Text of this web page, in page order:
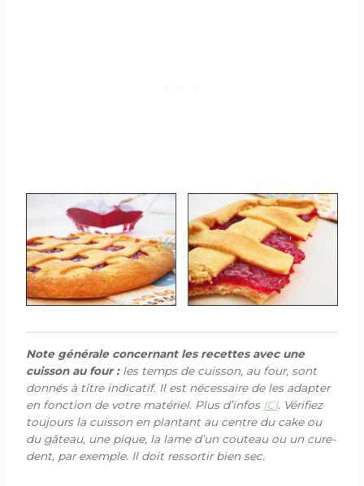
Note générale concernant les recettes avec une
cuisson au four :les temps de cuisson, au four, sont
donnés à titre indicatif. Il est nécessaire de les adapter
en fonction de votre matériel. Plus d’infos ICI. Vérifiez
toujours la cuisson en plantant au centre du cake ou
du gâteau, une pique, la lame d’un couteau ou un cure-
dent, par exemple. Il doit ressortir bien sec.